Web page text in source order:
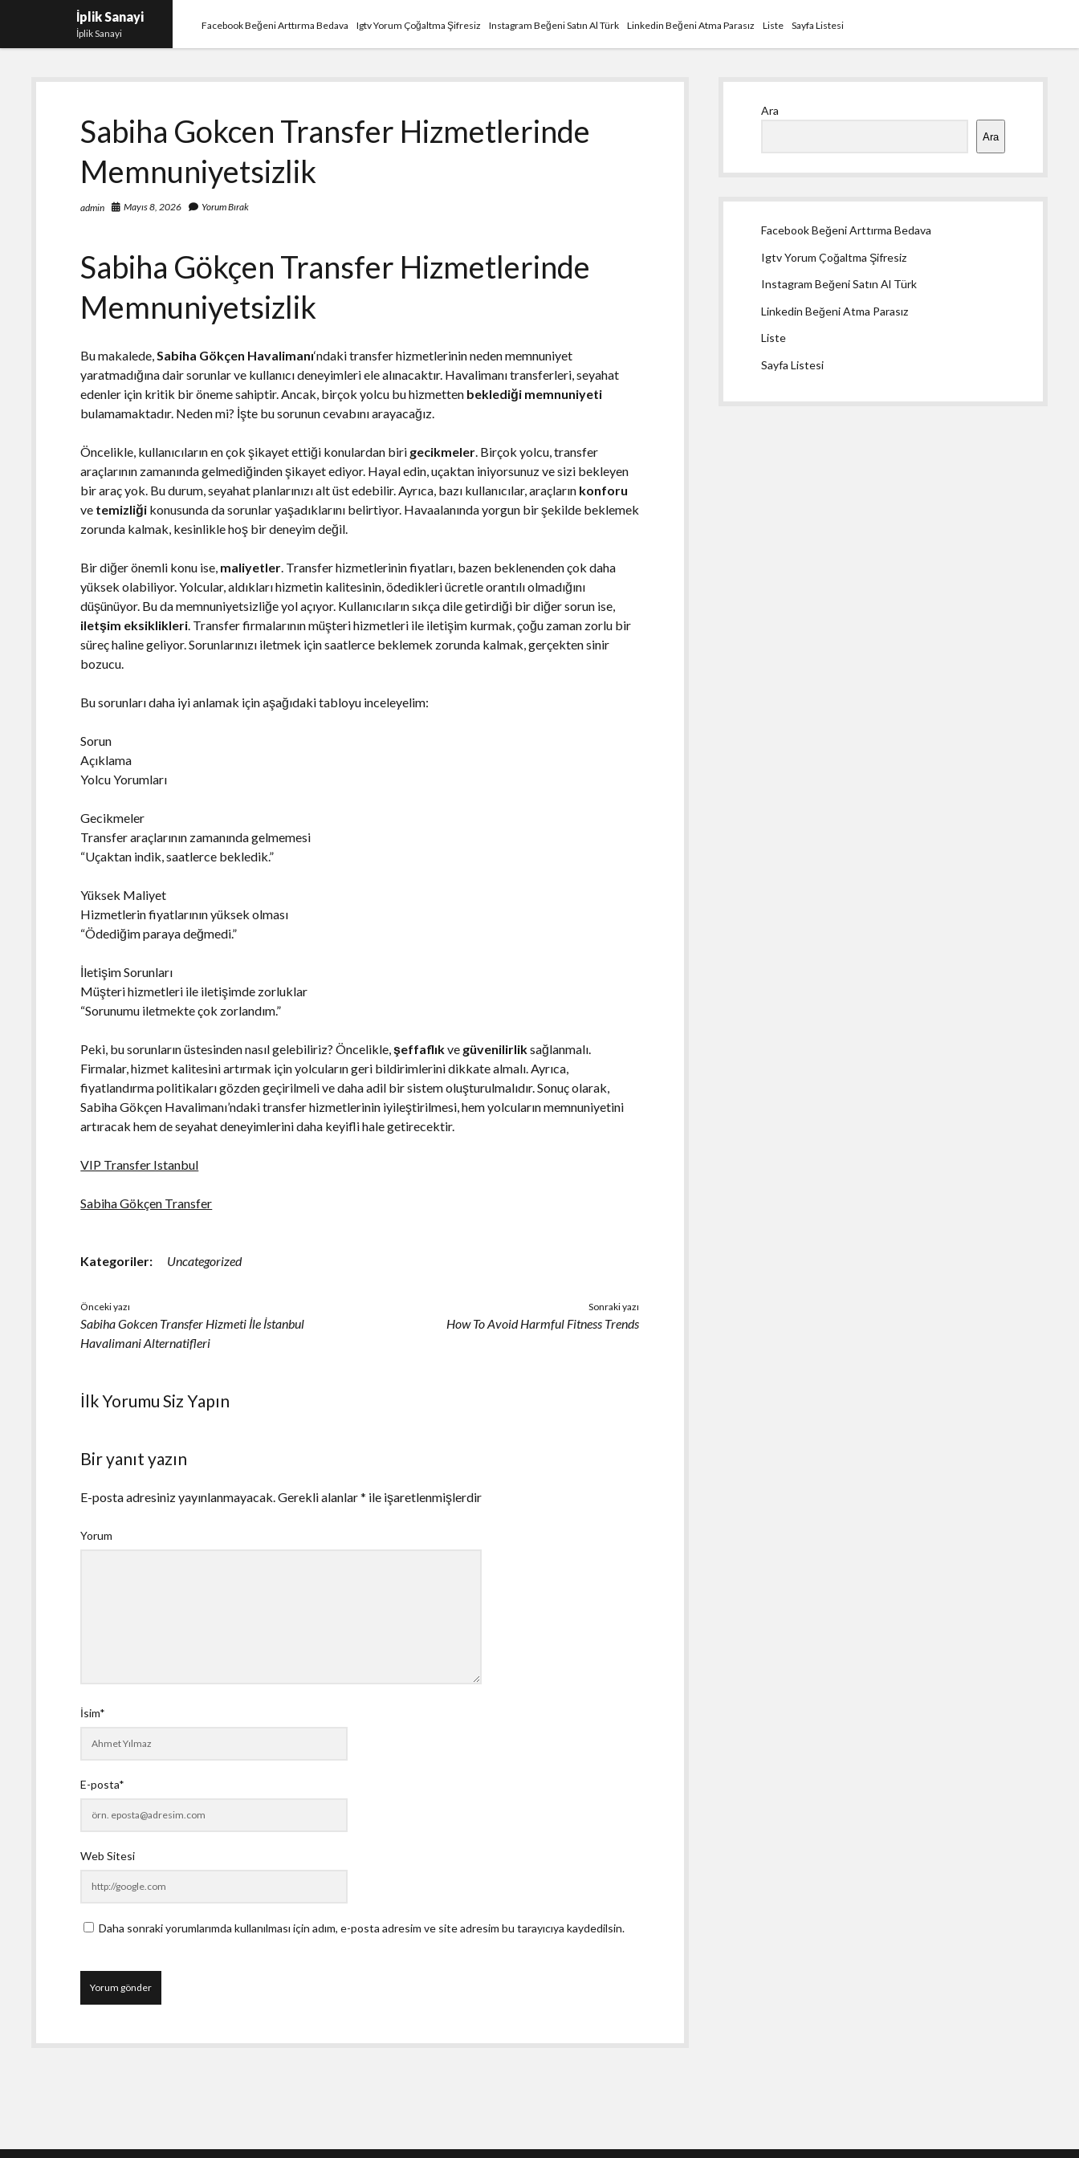
İplik Sanayi
İplik Sanayi
Facebook Beğeni Arttırma Bedava Igtv Yorum Çoğaltma Şifresiz Instagram Beğeni Satın Al Türk Linkedin Beğeni Atma Parasız Liste Sayfa Listesi
Sabiha Gokcen Transfer Hizmetlerinde
Memnuniyetsizlik
admin Mayıs 8, 2026 Yorum Bırak
Sabiha Gökçen Transfer Hizmetlerinde
Memnuniyetsizlik
Bu makalede,Sabiha Gökçen Havalimanı‘ndaki transfer hizmetlerinin neden memnuniyet
yaratmadığına dair sorunlar ve kullanıcı deneyimleri ele alınacaktır. Havalimanı transferleri, seyahat
edenler için kritik bir öneme sahiptir. Ancak, birçok yolcu bu hizmetten beklediği memnuniyeti
bulamamaktadır. Neden mi? İşte bu sorunun cevabını arayacağız.
Öncelikle, kullanıcıların en çok şikayet ettiği konulardan biri gecikmeler. Birçok yolcu, transfer
araçlarının zamanında gelmediğinden şikayet ediyor. Hayal edin, uçaktan iniyorsunuz ve sizi bekleyen
bir araç yok. Bu durum, seyahat planlarınızı alt üst edebilir. Ayrıca, bazı kullanıcılar, araçların konforu
ve temizliği konusunda da sorunlar yaşadıklarını belirtiyor. Havaalanında yorgun bir şekilde beklemek
zorunda kalmak, kesinlikle hoş bir deneyim değil.
Bir diğer önemli konu ise, maliyetler. Transfer hizmetlerinin fiyatları, bazen beklenenden çok daha
yüksek olabiliyor. Yolcular, aldıkları hizmetin kalitesinin, ödedikleri ücretle orantılı olmadığını
düşünüyor. Bu da memnuniyetsizliğe yol açıyor. Kullanıcıların sıkça dile getirdiği bir diğer sorun ise,
iletşim eksiklikleri. Transfer firmalarının müşteri hizmetleri ile iletişim kurmak, çoğu zaman zorlu bir
süreç haline geliyor. Sorunlarınızı iletmek için saatlerce beklemek zorunda kalmak, gerçekten sinir
bozucu.
Bu sorunları daha iyi anlamak için aşağıdaki tabloyu inceleyelim:
Sorun
Açıklama
Yolcu Yorumları
Gecikmeler
Transfer araçlarının zamanında gelmemesi
“Uçaktan indik, saatlerce bekledik.”
Yüksek Maliyet
Hizmetlerin fiyatlarının yüksek olması
“Ödediğim paraya değmedi.”
İletişim Sorunları
Müşteri hizmetleri ile iletişimde zorluklar
“Sorunumu iletmekte çok zorlandım.”
Peki, bu sorunların üstesinden nasıl gelebiliriz? Öncelikle,şeffaflıkve güvenilirliksağlanmalı.
Firmalar, hizmet kalitesini artırmak için yolcuların geri bildirimlerini dikkate almalı. Ayrıca,
fiyatlandırma politikaları gözden geçirilmeli ve daha adil bir sistem oluşturulmalıdır. Sonuç olarak,
Sabiha Gökçen Havalimanı’ndaki transfer hizmetlerinin iyileştirilmesi, hem yolcuların memnuniyetini
artıracak hem de seyahat deneyimlerini daha keyifli hale getirecektir.
VIP Transfer Istanbul
Sabiha Gökçen Transfer
Kategoriler: Uncategorized
Önceki yazı
Sabiha Gokcen Transfer Hizmeti İle İstanbul
Havalimani Alternatifleri
Sonraki yazı
How To Avoid Harmful Fitness Trends
İlk Yorumu Siz Yapın
Bir yanıt yazın
E-posta adresiniz yayınlanmayacak.Gerekli alanlar* ile işaretlenmişlerdir
Yorum
İsim*
E-posta*
Web Sitesi
Daha sonraki yorumlarımda kullanılması için adım, e-posta adresim ve site adresim bu tarayıcıya kaydedilsin.
Ara
Ara
Facebook Beğeni Arttırma Bedava
Igtv Yorum Çoğaltma Şifresiz
Instagram Beğeni Satın Al Türk
Linkedin Beğeni Atma Parasız
Liste
Sayfa Listesi